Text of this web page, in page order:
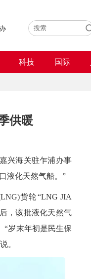
科技 国际
供暖
兴海关驻乍浦办事
液化天然气船。”
货轮“LNG JIA
，该批液化天然气
“岁末年初是民生保
。